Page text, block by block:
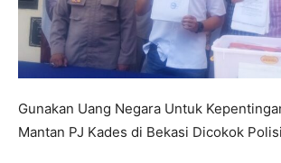
Gunakan Uang Negara Untuk
Mantan PJ Kades di Bekasi Dicokok Polisi